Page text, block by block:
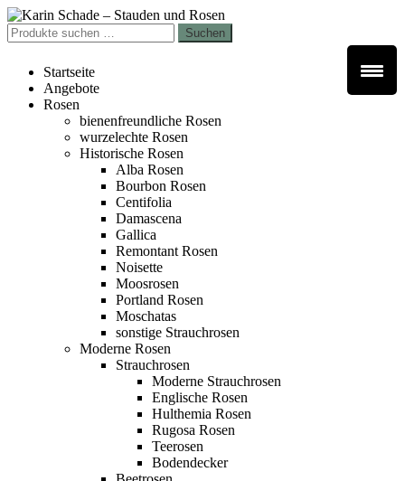
Zur
Navigation
springen
Zum
Inhalt
springen
Suchen
nach:
Suchen
Startseite
Angebote
Rosen
bienenfreundliche Rosen
wurzelechte Rosen
Historische Rosen
Alba Rosen
Bourbon Rosen
Centifolia
Damascena
Gallica
Remontant Rosen
Noisette
Moosrosen
Portland Rosen
Moschatas
sonstige Strauchrosen
Moderne Rosen
Strauchrosen
Moderne Strauchrosen
Englische Rosen
Hulthemia Rosen
Rugosa Rosen
Teerosen
Bodendecker